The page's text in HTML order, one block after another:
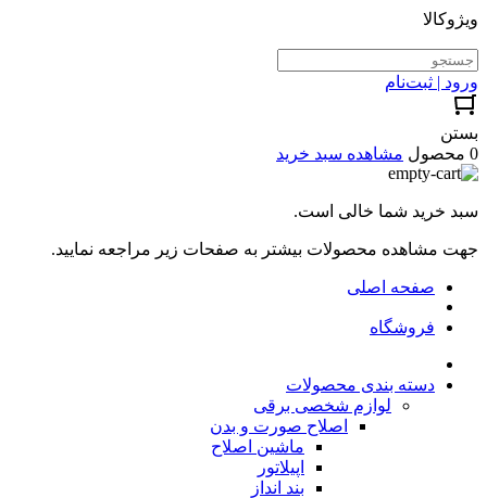
ویژوکالا
ورود | ثبت‌نام
بستن
0 محصول
مشاهده سبد خرید
سبد خرید شما خالی است.
جهت مشاهده محصولات بیشتر به صفحات زیر مراجعه نمایید.
صفحه اصلی
فروشگاه
دسته بندی محصولات
لوازم شخصی برقی
اصلاح صورت و بدن
ماشین اصلاح
اپیلاتور
بند انداز